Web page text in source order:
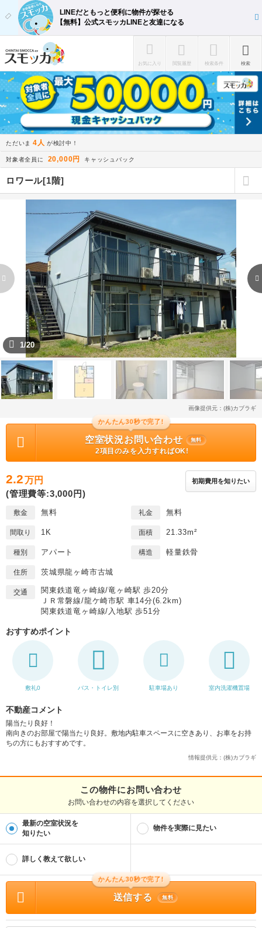
LINEだともっと便利に物件が探せる
【無料】公式スモッカLINEと友達になる
お気に入り 閲覧履歴 検索条件 検索
ただいま 4人 が検討中！
対象者全員に 20,000円 キャッシュバック
ロワール[1階]
1/20
画像提供元：(株)カブラギ
かんたん30秒で完了!
空室状況お問い合わせ 無料
2項目のみを入力すればOK!
2.2万円
(管理費等:3,000円)
初期費用を知りたい
敷金 無料 礼金 無料
間取り 1K 面積 21.33m²
種別 アパート 構造 軽量鉄骨
住所 茨城県龍ヶ崎市古城
交通
関東鉄道竜ヶ崎線/竜ヶ崎駅 歩20分
ＪＲ常磐線/龍ケ崎市駅 車14分(6.2km)
関東鉄道竜ヶ崎線/入地駅 歩51分
おすすめポイント
敷礼0 バス・トイレ別 駐車場あり 室内洗濯機置場
不動産コメント
陽当たり良好！
南向きのお部屋で陽当たり良好。敷地内駐車スペースに空きあり、お車をお持
ちの方にもおすすめです。
情報提供元：(株)カブラギ
この物件にお問い合わせ
お問い合わせの内容を選択してください
最新の空室状況を
知りたい
物件を実際に見たい
詳しく教えて欲しい
かんたん30秒で完了!
送信する 無料